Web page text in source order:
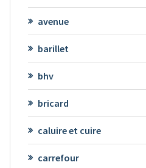
avenue
barillet
bhv
bricard
caluire et cuire
carrefour